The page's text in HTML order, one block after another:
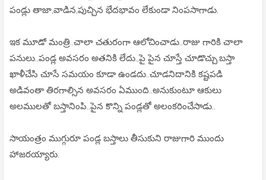
పండ్లు తాజా,వాడిన,పుచ్చిన భేదభావం లేకుండా నింపసాగాడు.
ఇక మూడో మంత్రి..చాలా చతురంగా ఆలోచించాడు..రాజు గారికి చాలా
పనులు..పండ్ల అవసరం అతనికి లేదు.,పై పైన చూస్తే చూడొచ్చు.బస్తా
ఖాళీచేసి చూసే సమయం కూడా ఉండదు..చూడనిదానికి కష్టపడి
అడివంతా తిరగాల్సిన అవసరం ఏముంది..అనుకుంటూ ఆకులు
అలములతో బస్తానింపి..పైన కొన్ని పండ్లతో అలంకరించేసాడు..
సాయంత్రం ముగ్గురూ పండ్ల బస్తాలు తీసుకుని రాజుగారి ముందు
హాజరయ్యారు.